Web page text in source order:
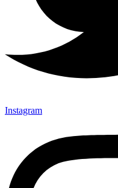
Instagram